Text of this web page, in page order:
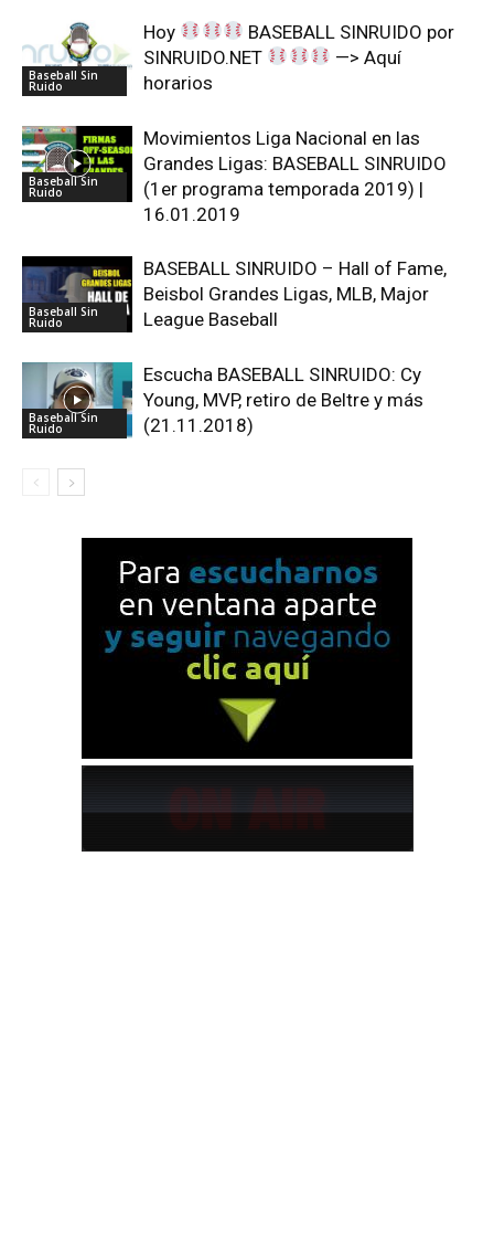
Baseball Sin
Ruido
Hoy
BASEBALL SINRUIDO por
SINRUIDO.NET
—> Aquí
horarios
Baseball Sin
Ruido
Movimientos Liga Nacional en las
Grandes Ligas: BASEBALL SINRUIDO
(1er programa temporada 2019) |
16.01.2019
Baseball Sin
Ruido
BASEBALL SINRUIDO – Hall of Fame,
Beisbol Grandes Ligas, MLB, Major
League Baseball
Baseball Sin
Ruido
Escucha BASEBALL SINRUIDO: Cy
Young, MVP, retiro de Beltre y más
(21.11.2018)